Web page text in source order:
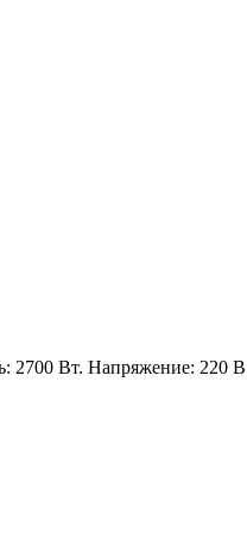
Вт. Напряжение: 220